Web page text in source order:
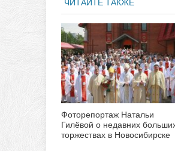
ЧИТАЙТЕ ТАКЖЕ
Фоторепортаж Натальи
Гилёвой о недавних
торжествах в Новосибирске